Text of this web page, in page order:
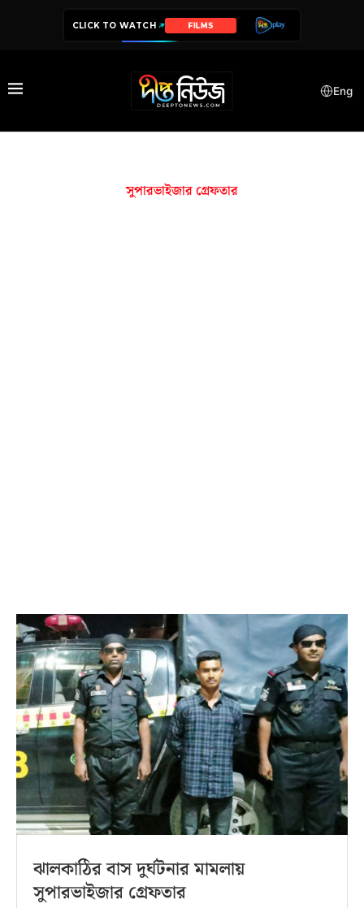
CLICK TO WATCH FILMS
Eng
সুপারভাইজার গ্রেফতার
ঝালকাঠির বাস দুর্ঘটনার মামলায়
সুপারভাইজার গ্রেফতার